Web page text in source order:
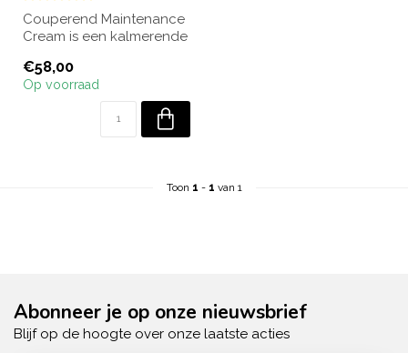
Couperend Maintenance
Cream is een kalmerende
die roodheid...
€58,00
Op voorraad
Toon 1 - 1 van 1
Abonneer je op onze nieuwsbrief
Blijf op de hoogte over onze laatste acties